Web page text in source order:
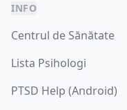
INFO
Centrul de Sănătate
Lista Psihologi
PTSD Help (Android)